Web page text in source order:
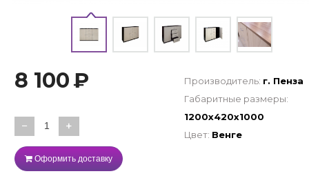
8 100₽
− +
Оформить доставку
Производитель: г. Пенза
Габаритные размеры:
1200х420х1000
Цвет: Венге